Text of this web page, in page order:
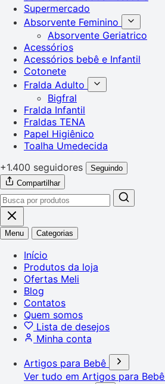
Supermercado
Absorvente Feminino
Absorvente Geriatrico
Acessórios
Acessórios bebê e Infantil
Cotonete
Fralda Adulto
Bigfral
Fralda Infantil
Fraldas TENA
Papel Higiênico
Toalha Umedecida
+1.400 seguidores
Seguindo
Compartilhar
Menu Categorias
Início
Produtos da loja
Ofertas Meli
Blog
Contatos
Quem somos
Lista de desejos
Minha conta
Artigos para Bebê
Ver tudo em Artigos para Bebê